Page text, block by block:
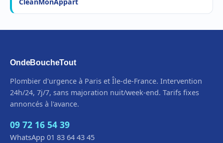
OndeBoucheTout
Plombier d'urgence à Paris et Île-de-France. Intervention
24h/24, 7j/7, sans majoration nuit/week-end. Tarifs fixes
annoncés à l'avance.
09 72 16 54 39
WhatsApp 01 83 64 43 45